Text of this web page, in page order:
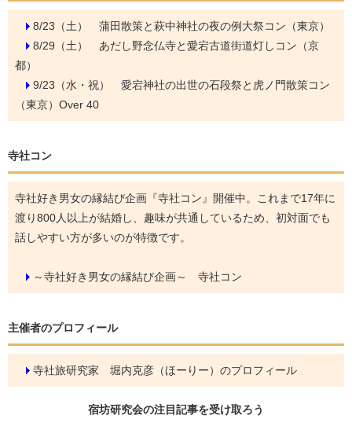
8/23（土） 蒲田散策と萩中神社の夜の例大祭コン（東京）
8/29（土） あだし野念仏寺と愛宕古道街道灯しコン（京
都）
9/23（水・祝） 愛宕神社の出世の石段祭と虎ノ門散策コン
（東京）Over 40
寺社コン
寺社好き男女の縁結び企画『寺社コン』開催中。これまで17年に
渡り800人以上が結婚し、趣味が共通しているため、初対面でも
話しやすい方が多いのが特徴です。
～寺社好き男女の縁結び企画～ 寺社コン
主催者のプロフィール
寺社旅研究家 堀内克彦（ほーりー）のプロフィール
宿坊研究会の注目記事を受け取ろう